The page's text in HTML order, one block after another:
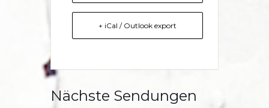
+ iCal / Outlook export
Nächste Sendungen